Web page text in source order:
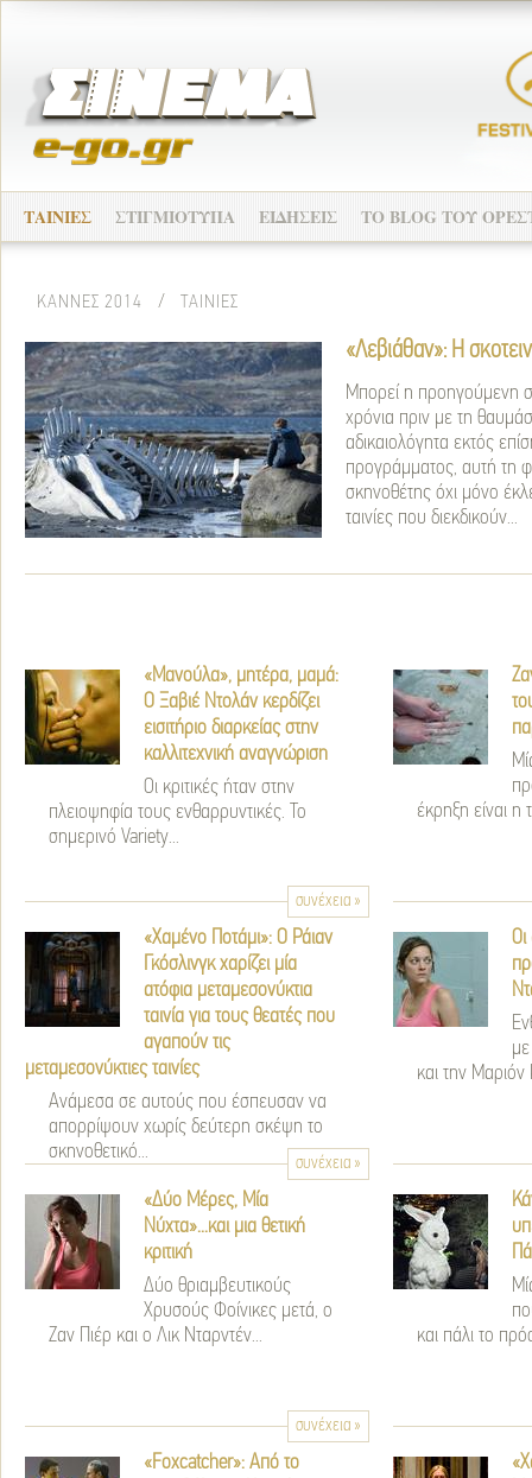
ΤΑΙΝΙΕΣ ΣΤΙΓΜΙΟΤΥΠΑ ΕΙΔΗΣΕΙΣ ΤO BLOG ΤΟΥ
ΚΑΝΝΕΣ 2014 / ΤΑΙΝΙΕΣ
«Λεβιάθαν»: Η
Μπορεί η προηγούμενη
χρόνια πριν με τη
αδικαιολόγητα εκτός
προγράμματος, αυτή τη
σκηνοθέτης όχι μόνο
ταινίες που διεκδικούν...
«Μανούλα», μητέρα, μαμά:
Ο Ξαβιέ Ντολάν κερδίζει
εισιτήριο διαρκείας στην
καλλιτεχνική αναγνώριση
Οι κριτικές ήταν στην
πλειοψηφία τους ενθαρρυντικές. Το
σημερινό Variety...
συνέχεια »
έκρηξη είναι η
«Χαμένο Ποτάμι»: Ο Ράιαν
Γκόσλινγκ χαρίζει μία
ατόφια μεταμεσονύκτια
ταινία για τους θεατές που
αγαπούν τις
μεταμεσονύκτιες ταινίες
Ανάμεσα σε αυτούς που έσπευσαν να
απορρίψουν χωρίς δεύτερη σκέψη το
σκηνοθετικό...
συνέχεια »
Οι
και την Μαριόν
«Δύο Μέρες, Μία
Νύχτα»...και μια θετική
κριτική
Δύο θριαμβευτικούς
Χρυσούς Φοίνικες μετά, ο
Ζαν Πιέρ και ο Λικ Νταρντέν...
συνέχεια »
και πάλι το
«Foxcatcher»: Από το